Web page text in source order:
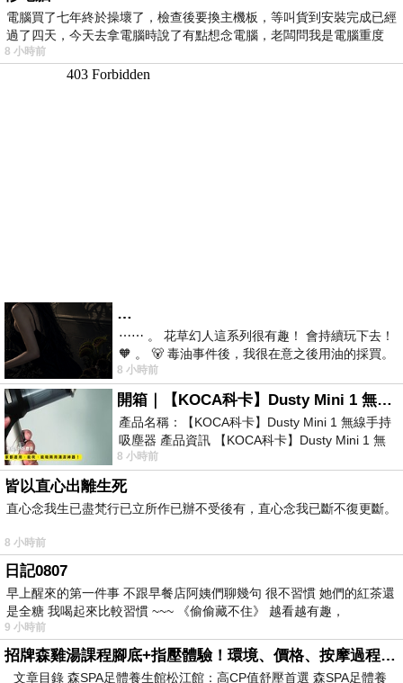
電腦買了七年終於操壞了，檢查後要換主機板，等叫貨到安裝完成已經
過了四天，今天去拿電腦時說了有點想念電腦，老闆問我是電腦重度
8 小時前
…
⋯⋯ 。 花草幻人這系列很有趣！ 會持續玩下去！
🧡 。 🐻 毒油事件後，我很在意之後用油的採買。
前天購買了我之前就很愛
8 小時前
開箱｜【KOCA科卡】Dusty Mini 1 無線手持吸塵器
產品名稱：【KOCA科卡】Dusty Mini 1 無線手持
吸塵器 產品資訊 【KOCA科卡】Dusty Mini 1 無
線手持吸塵器評語： 能吸、能吹兼具兩
8 小時前
皆以直心出離生死
直心念我生已盡梵行已立所作已辦不受後有，直心念我已斷不復更斷。
8 小時前
日記0807
早上醒來的第一件事 不跟早餐店阿姨們聊幾句 很不習慣 她們的紅茶還
是全糖 我喝起來比較習慣 ~~~ 《偷偷藏不住》 越看越有趣，
9 小時前
招牌森雞湯課程腳底+指壓體驗！環境、價格、按摩過程全紀錄，森SPA足體養生館松江館最新價格表
文章目錄 森SPA足體養生館松江館：高CP值舒壓首選 森SPA足體養